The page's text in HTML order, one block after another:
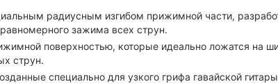
радиусным изгибом прижимной части,
зажима всех струн.
поверхностью, которые идеально ложатся на
струн.
специально для узкого грифа гавайской